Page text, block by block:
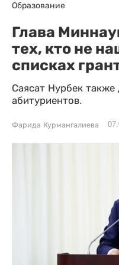
Образование
Глава
тех, кто не
списках
Саясат Нурбек
абитуриентов.
Фарида Курмангалиева